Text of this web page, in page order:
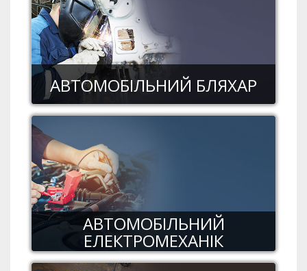
АВТОМОБІЛЬНИЙ БЛЯХАP
АВТОМОБІЛЬНИЙ
ЕЛЕКТРОМЕХАНІК